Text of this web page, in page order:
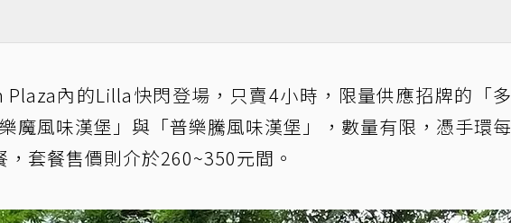
內的Lilla快閃登場，只賣4小時，限量供應招牌的「多
魔風味漢堡」與「普樂騰風味漢堡」，數量有限，憑手環每
套餐售價則介於260~350元間。